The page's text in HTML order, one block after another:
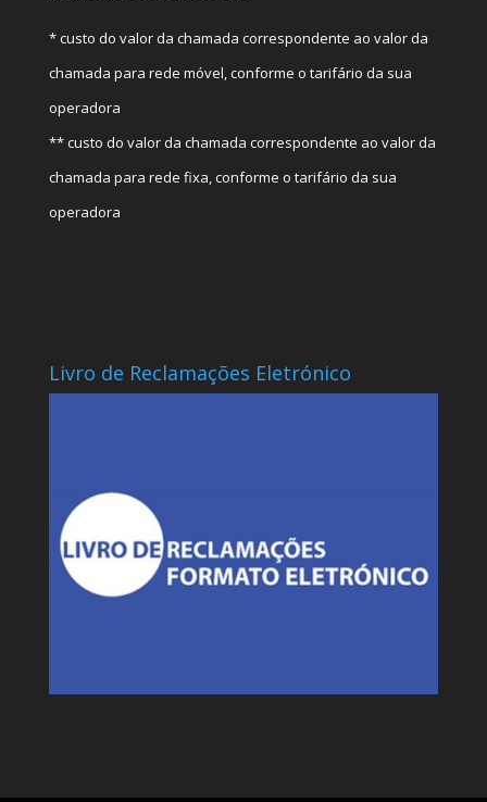
* custo do valor da chamada correspondente ao valor da
chamada para rede móvel, conforme o tarifário da sua
operadora
** custo do valor da chamada correspondente ao valor da
chamada para rede fixa, conforme o tarifário da sua
operadora
Livro de Reclamações Eletrónico